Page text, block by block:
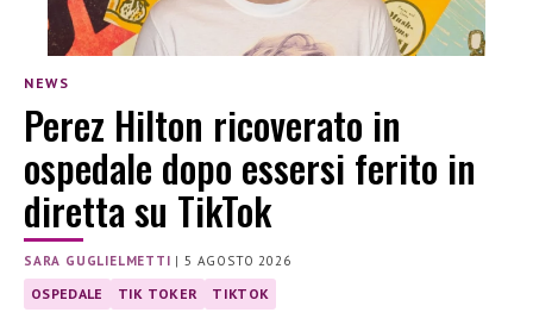
NEWS
Perez Hilton ricoverato in
ospedale dopo essersi ferito in
diretta su TikTok
SARA GUGLIELMETTI |5 AGOSTO 2026
OSPEDALE TIK TOKER TIKTOK